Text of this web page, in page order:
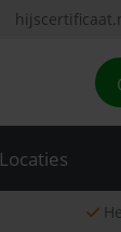
Locaties